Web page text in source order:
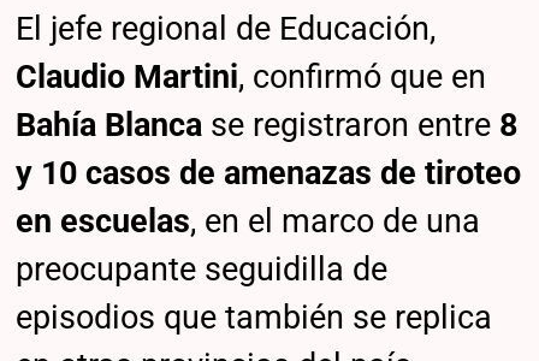
El jefe regional de Educación,
Claudio Martini, confirmó que en
Bahía Blanca se registraron entre 8
y 10 casos de amenazas de tiroteo
en escuelas, en el marco de una
preocupante seguidilla de
episodios que también se replica